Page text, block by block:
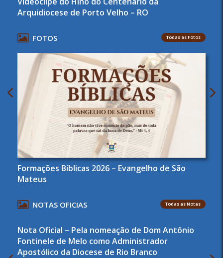
Arquidiocese de Porto Velho – RO
FOTOS Todas as Fotos
Formações Bíblicas 2026 – Evangelho de São
Mateus
NOTAS OFICIAS Todas as Notas
Nota Oficial – Pela nomeação de Dom Antônio
Fontinele de Melo como Administrador
Apostólico da Diocese de Rio Branco